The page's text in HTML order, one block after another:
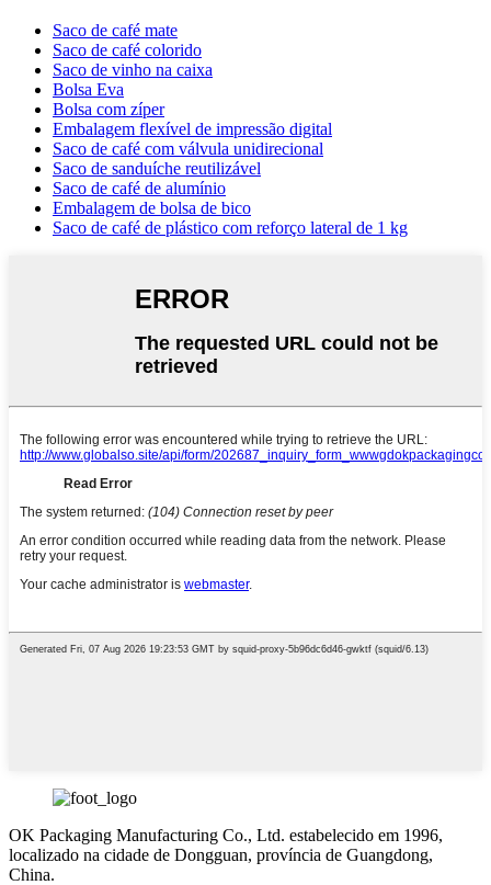
Saco de café mate
Saco de café colorido
Saco de vinho na caixa
Bolsa Eva
Bolsa com zíper
Embalagem flexível de impressão digital
Saco de café com válvula unidirecional
Saco de sanduíche reutilizável
Saco de café de alumínio
Embalagem de bolsa de bico
Saco de café de plástico com reforço lateral de 1 kg
OK Packaging Manufacturing Co., Ltd. estabelecido em 1996,
localizado na cidade de Dongguan, província de Guangdong,
China.